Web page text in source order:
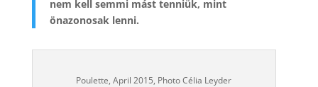
nem kell semmi mást tenniük, mint
önazonosak lenni.
Poulette, April 2015, Photo Célia Leyder